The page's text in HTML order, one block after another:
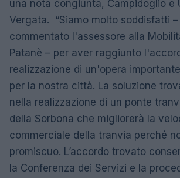
una nota congiunta, Campidoglio e
Vergata. “Siamo molto soddisfatti –
commentato l'assessore alla
Patanè – per aver raggiunto
realizzazione di un'opera
per la nostra città. La soluzione
nella realizzazione di un ponte
della Sorbona che migliorerà la
commerciale della tranvia perché
promiscuo. L’accordo trovato
la Conferenza dei Servizi e la